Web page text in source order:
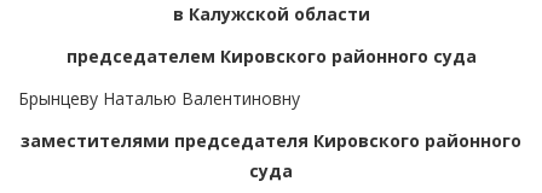
в Калужской области
председателем Кировского районного суда
Брынцеву Наталью Валентиновну
заместителями председателя Кировского районного
суда